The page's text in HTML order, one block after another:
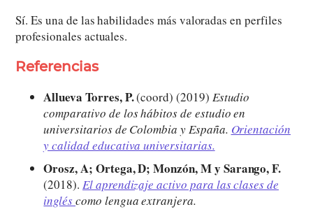
Sí. Es una de las habilidades más valoradas en perfiles
profesionales actuales.
Referencias
Allueva Torres, P.(coord) (2019) Estudio
comparativo de los hábitos de estudio en
universitarios de Colombia y España. Orientación
y calidad educativa universitarias.
Orosz, A; Ortega, D; Monzón, M y Sarango, F.
(2018). El aprendizaje activo para las clases de
ingléscomo lengua extranjera.